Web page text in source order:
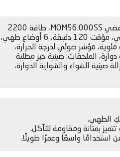
فرن كينوود كهربائي 56 لتر فضي MOM56.000SS، طاقة 2200
واط، سعة 56 لتر، هيكل فضي، مؤقت 120 دقيقة، 6 أوضاع طهي،
قصوى 250 درجة مئوية، مؤشر ضوئي لدرجة الحرارة،
الملحقات: صينية خبز مطلية
صينية الشواء والشواية الدوارة،
الطهي.
بمتانة ومقاومة للتآكل.
استخدامًا واسعًا وعمرًا طويلًا.